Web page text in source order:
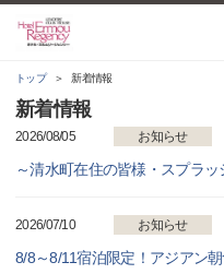
トップ 新着情報
新着情報
2026/08/05 お知らせ
～清水町在住の皆様・スプラ
2026/07/10 お知らせ
8/8～8/11宿泊限定！アジアン